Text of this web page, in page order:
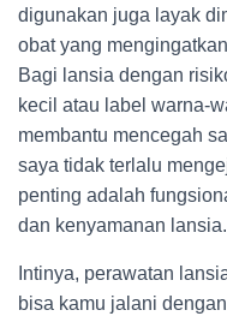
digunakan juga layak
obat yang
Bagi lansia dengan
kecil atau label warna-
membantu mencegah
saya tidak terlalu
penting adalah
dan kenyamanan lansia.
Intinya, perawatan
bisa kamu jalani